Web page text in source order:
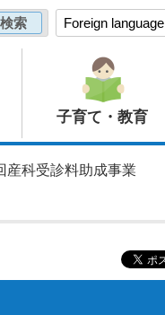
Foreign language
子育て・教育
産科受診料助成事業